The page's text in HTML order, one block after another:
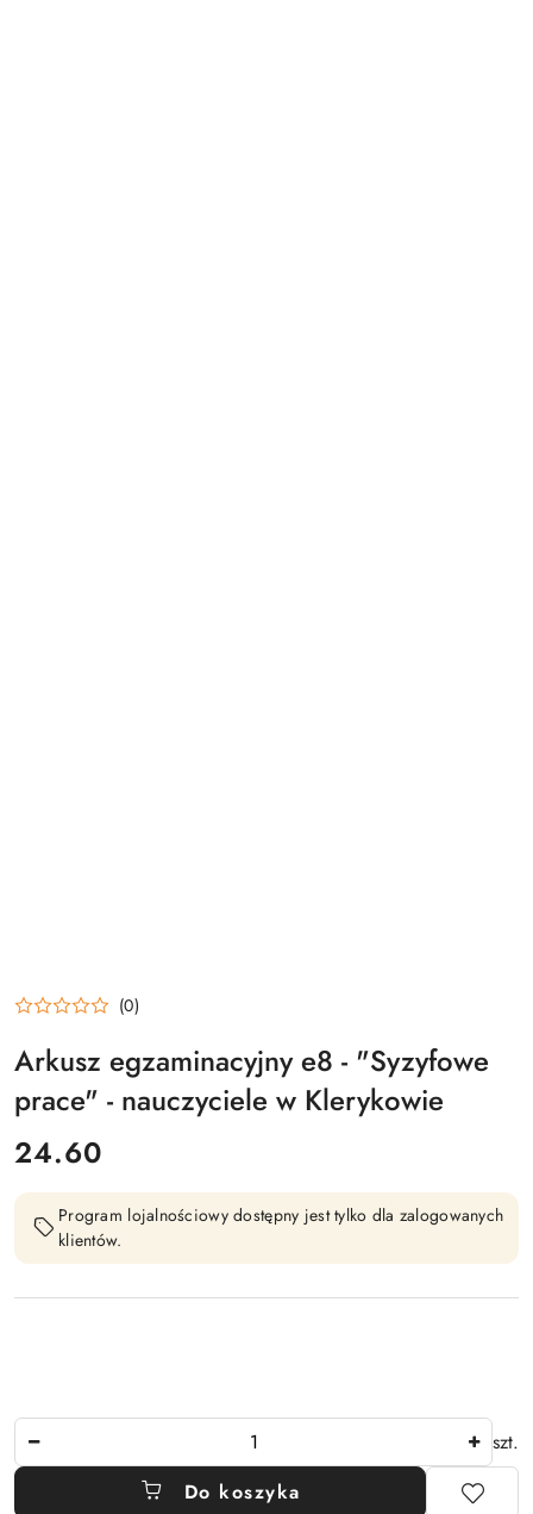
(0)
Arkusz egzaminacyjny e8 - "Syzyfowe
prace" - nauczyciele w Klerykowie
cena:
24.60
Program lojalnościowy dostępny jest tylko dla zalogowanych
klientów.
szt.
Do koszyka